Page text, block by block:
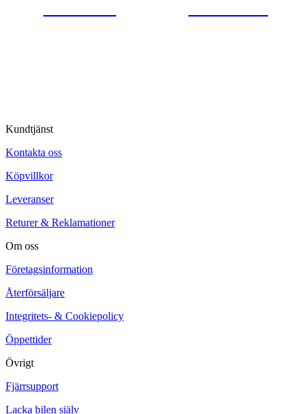
Kundtjänst
Kontakta oss
Köpvillkor
Leveranser
Returer & Reklamationer
Om oss
Företagsinformation
Återförsäljare
Integritets- & Cookiepolicy
Öppettider
Övrigt
Fjärrsupport
Lacka bilen själv